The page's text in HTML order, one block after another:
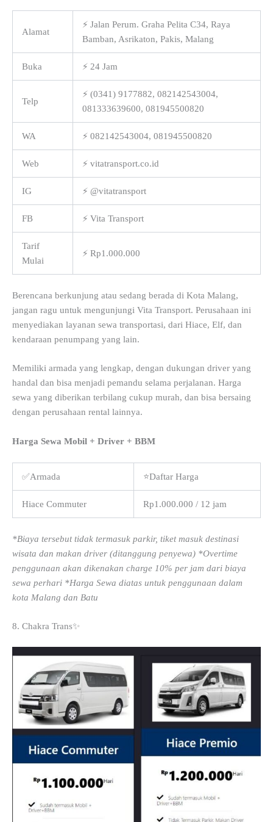
Alamat
⚡ Jalan Perum. Graha Pelita C34, Raya
Bamban, Asrikaton, Pakis, Malang
Buka ⚡ 24 Jam
Telp
⚡ (0341) 9177882, 082142543004,
081333639600, 081945500820
WA ⚡ 082142543004, 081945500820
Web ⚡ vitatransport.co.id
IG ⚡ @vitatransport
FB ⚡ Vita Transport
Tarif
Mulai
⚡ Rp1.000.000
Berencana berkunjung atau sedang berada di Kota Malang,
jangan ragu untuk mengunjungi Vita Transport. Perusahaan ini
menyediakan layanan sewa transportasi, dari Hiace, Elf, dan
kendaraan penumpang yang lain.
Memiliki armada yang lengkap, dengan dukungan driver yang
handal dan bisa menjadi pemandu selama perjalanan. Harga
sewa yang diberikan terbilang cukup murah, dan bisa bersaing
dengan perusahaan rental lainnya.
Harga Sewa Mobil + Driver + BBM
✅Armada ⭐Daftar Harga
Hiace Commuter Rp1.000.000 / 12 jam
*Biaya tersebut tidak termasuk parkir, tiket masuk destinasi
wisata dan makan driver (ditanggung penyewa) *Overtime
penggunaan akan dikenakan charge 10% per jam dari biaya
sewa perhari *Harga Sewa diatas untuk penggunaan dalam
kota Malang dan Batu
8. Chakra Trans✨